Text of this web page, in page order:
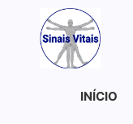
INÍCIO